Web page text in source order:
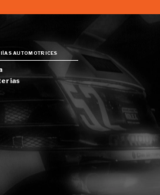
AUTOMOTRICES